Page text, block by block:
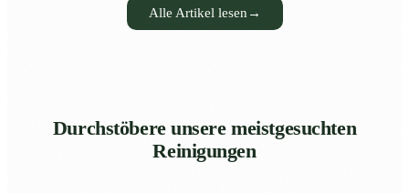
Alle Artikel lesen →
Durchstöbere unsere meistgesuchten
Reinigungen